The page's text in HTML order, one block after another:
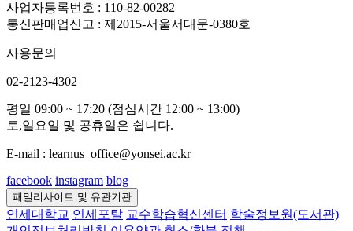
사업자등록번호 : 110-82-00282
통신판매업신고 : 제2015-서울서대문-0380호
사용문의
02-2123-4302
평일 09:00 ~ 17:20 (점심시간 12:00 ~ 13:00)
토,일요일 및 공휴일은 쉽니다.
E-mail : learnus_office@yonsei.ac.kr
facebook instagram blog
패밀리사이트 및 유관기관
연세대학교 연세포탈 교수학습혁신센터 학술정보원(도서관)